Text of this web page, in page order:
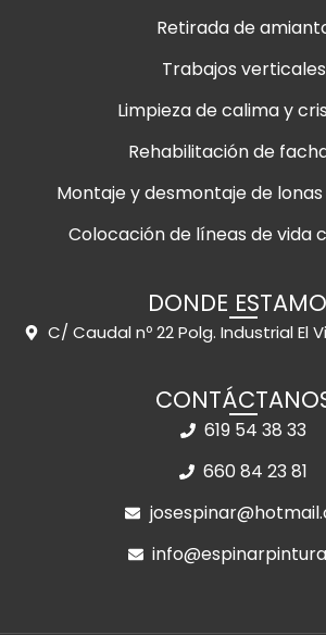
Retirada de
Trabajos verticales
Limpieza de calima y
Rehabilitación de
Montaje y desmontaje de
Colocación de líneas de vida
DONDE
C/ Caudal nº 22 Polg. Industrial El
619 54 38 33
660 84 23 81